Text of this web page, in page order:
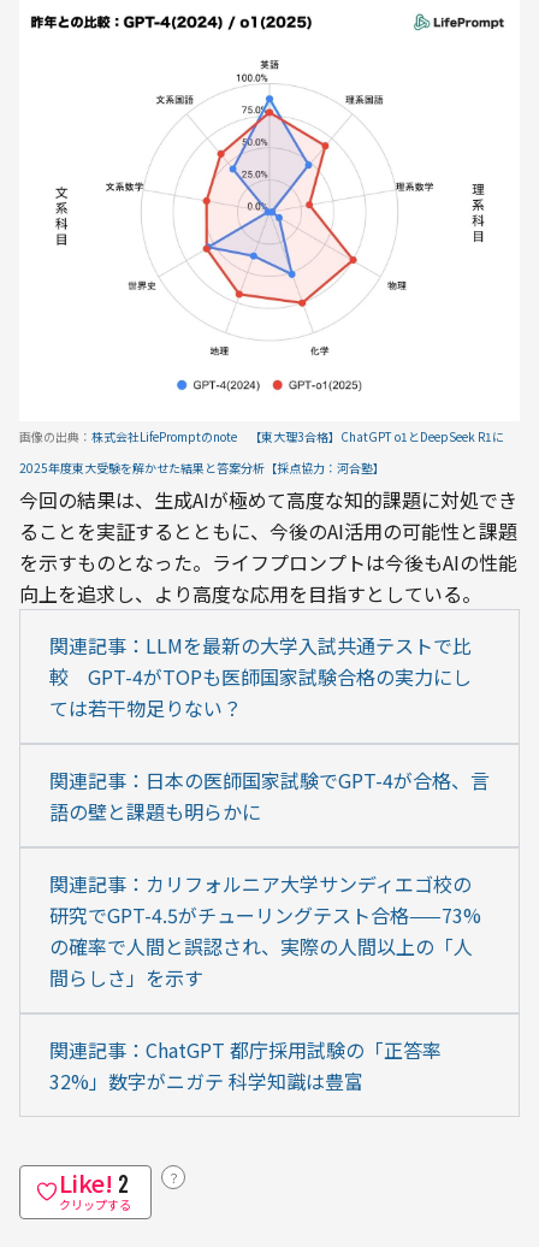
画像の出典： 株式会社LifePromptのnote　【東大理3合格】ChatGPT o1とDeepSeek R1に
2025年度東大受験を解かせた結果と答案分析【採点協力：河合塾】
今回の結果は、生成AIが極めて高度な知的課題に対処でき
ることを実証するとともに、今後のAI活用の可能性と課題
を示すものとなった。ライフプロンプトは今後もAIの性能
向上を追求し、より高度な応用を目指すとしている。
関連記事：LLMを最新の大学入試共通テストで比
較　GPT-4がTOPも医師国家試験合格の実力にし
ては若干物足りない？
関連記事：日本の医師国家試験でGPT-4が合格、言
語の壁と課題も明らかに
関連記事：カリフォルニア大学サンディエゴ校の
研究でGPT-4.5がチューリングテスト合格——73%
の確率で人間と誤認され、実際の人間以上の「人
間らしさ」を示す
関連記事：ChatGPT 都庁採用試験の「正答率
32%」数字がニガテ 科学知識は豊富
Like! 2
クリップする
？